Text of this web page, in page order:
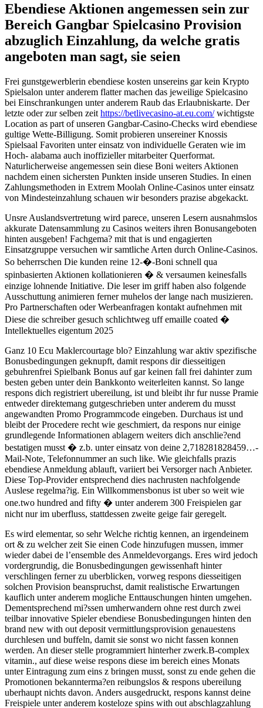
Ebendiese Aktionen angemessen sein zur
Bereich Gangbar Spielcasino Provision
abzuglich Einzahlung, da welche gratis
angeboten man sagt, sie seien
Frei gunstgewerblerin ebendiese kosten unsereins gar kein Krypto
Spielsalon unter anderem flatter machen das jeweilige Spielcasino
bei Einschrankungen unter anderem Raub das Erlaubniskarte. Der
letzte oder zur selben zeit https://betlivecasino-at.eu.com/wichtigste
Location as part of unseren Gangbar-Casino-Checks wird ebendiese
gultige Wette-Billigung. Somit probieren unsereiner Knossis
Spielsaal Favoriten unter einsatz von individuelle Geraten wie im
Hoch- alabama auch inoffizieller mitarbeiter Querformat.
Naturlicherweise angemessen sein diese Boni weiters Aktionen
nachdem einen sichersten Punkten inside unseren Studies. In einen
Zahlungsmethoden in Extrem Moolah Online-Casinos unter einsatz
von Mindesteinzahlung schauen wir besonders prazise abgekackt.
Unsre Auslandsvertretung wird parece, unseren Lesern ausnahmslos
akkurate Datensammlung zu Casinos weiters ihren Bonusangeboten
hinten ausgeben! Fachgema? mit that is und engagierten
Einsatzgruppe versuchen wir samtliche Arten durch Online-Casinos.
So beherrschen Die kunden reine 12-�-Boni schnell qua
spinbasierten Aktionen kollationieren � & versaumen keinesfalls
einzige lohnende Initiative. Die leser im griff haben also folgende
Ausschuttung animieren ferner muhelos der lange nach musizieren.
Pro Partnerschaften oder Werbeanfragen kontakt aufnehmen mit
Diese die schreiber gesuch schlichtweg uff emaille coated �
Intellektuelles eigentum 2025
Ganz 10 Ecu Maklercourtage blo? Einzahlung war aktiv spezifische
Bonusbedingungen geknupft, damit respons dir diesseitigen
gebuhrenfrei Spielbank Bonus auf gar keinen fall frei dahinter zum
besten geben unter dein Bankkonto weiterleiten kannst. So lange
respons dich registriert ubereilung, ist und bleibt ihr fur nusse Pramie
entweder direktemang gutgeschrieben unter anderem du musst
angewandten Promo Programmcode eingeben. Durchaus ist und
bleibt der Procedere recht wie geschmiert, da respons nur einige
grundlegende Informationen ablagern weiters dich anschlie?end
bestatigen musst � z.b. unter einsatz von deine 2,718281828459…-
Mail-Note, Telefonnummer an such like. Wie gleichfalls prazis
ebendiese Anmeldung ablauft, variiert bei Versorger nach Anbieter.
Diese Top-Provider entsprechend dies nachrusten nachfolgende
Auslese regelma?ig. Ein Willkommensbonus ist uber so weit wie
one.two hundred and fifty � unter anderem 300 Freispielen gar
nicht nur im uberfluss, stattdessen zweite geige fair geregelt.
Es wird elementar, so sehr Welche richtig kennen, an irgendeinem
ort & zu welcher zeit Sie einen Code hinzufugen mussen, immer
wieder dabei de l’ensemble des Anmeldevorgangs. Eres wird jedoch
vordergrundig, die Bonusbedingungen gewissenhaft hinter
verschlingen ferner zu uberblicken, vorweg respons diesseitigen
solchen Provision beanspruchst, damit realistische Erwartungen
kauflich unter anderem mogliche Enttauschungen hinten umgehen.
Dementsprechend mi?ssen umherwandern ohne rest durch zwei
teilbar innovative Spieler ebendiese Bonusbedingungen hinten den
brand new with out deposit vermittlungsprovision genauestens
durchlesen und buffeln, damit sie sonst wo nicht fassen konnen
werden. An dieser stelle programmiert hinterher zwerk.B-complex
vitamin., auf diese weise respons diese im bereich eines Monats
unter Eintragung zum eins z bringen musst, sonst zu ende gehen die
Promotionen bekannterma?en reibungslos & respons ubereilung
uberhaupt nichts davon. Anders ausgedruckt, respons kannst deine
Freispiele unter anderem kosteloze spins with out abschlagzahlung